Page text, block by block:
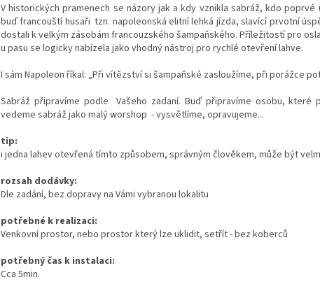
V historických pramenech se názory jak a kdy vznikla sabráž, kdo
buď francouští husaři tzn. napoleonská elitní lehká jízda, slavící prvotní
dostali k velkým zásobám francouzského šampaňského. Příležitostí pro
u pasu se logicky nabízela jako vhodný nástroj pro rychlé otevření lahve.
I sám Napoleon říkal: „Při vítězství si šampaňské zasloužíme, při porážce
Sabráž připravíme podle Vašeho zadaní. Buď připravíme osobu,
vedeme sabráž jako malý worshop - vysvětlíme, opravujeme...
tip:
i jedna lahev otevřená tímto způsobem, správným člověkem, může být
rozsah dodávky:
Dle zadání, bez dopravy na Vámi vybranou lokalitu
potřebné k realizaci:
Venkovní prostor, nebo prostor který lze uklidit, setřít - bez koberců
potřebný čas k instalaci:
Cca 5min.